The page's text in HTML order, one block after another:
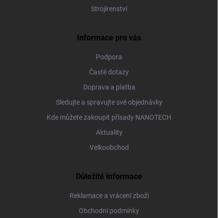
Strojírenství
Informace pro vás
Podpora
Časté dotazy
Doprava a platba
Sledujte a spravujte své objednávky
Kde můžete zakoupit přísady NANOTECH
Aktuality
Velkoobchod
Důležité informace
Reklamace a vrácení zboží
Obchodní podmínky